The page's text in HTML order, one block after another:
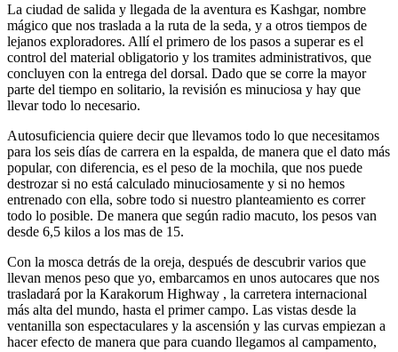
La ciudad de salida y llegada de la aventura es Kashgar, nombre
mágico que nos traslada a la ruta de la seda, y a otros tiempos de
lejanos exploradores. Allí el primero de los pasos a superar es el
control del material obligatorio y los tramites administrativos, que
concluyen con la entrega del dorsal. Dado que se corre la mayor
parte del tiempo en solitario, la revisión es minuciosa y hay que
llevar todo lo necesario.
Autosuficiencia quiere decir que llevamos todo lo que necesitamos
para los seis días de carrera en la espalda, de manera que el dato más
popular, con diferencia, es el peso de la mochila, que nos puede
destrozar si no está calculado minuciosamente y si no hemos
entrenado con ella, sobre todo si nuestro planteamiento es correr
todo lo posible. De manera que según radio macuto, los pesos van
desde 6,5 kilos a los mas de 15.
Con la mosca detrás de la oreja, después de descubrir varios que
llevan menos peso que yo, embarcamos en unos autocares que nos
trasladará por la Karakorum Highway , la carretera internacional
más alta del mundo, hasta el primer campo. Las vistas desde la
ventanilla son espectaculares y la ascensión y las curvas empiezan a
hacer efecto de manera que para cuando llegamos al campamento,